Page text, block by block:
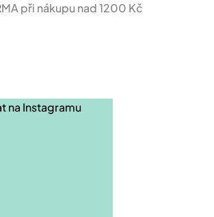
při nákupu nad 1200 Kč
na Instagramu